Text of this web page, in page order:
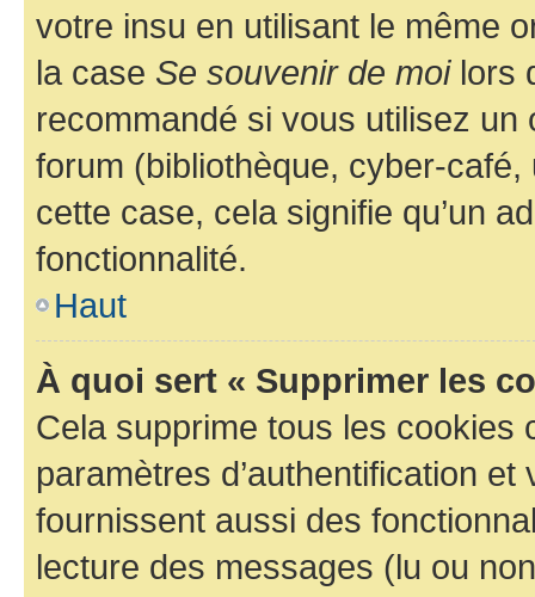
votre insu en utilisant le même
la case Se souvenir de moilors
recommandé si vous utilisez
forum (bibliothèque, cyber-
cette case, cela signifie qu’un
fonctionnalité.
Haut
À quoi sert « Supprimer les
Cela supprime tous les cookies
paramètres d’authentification
fournissent aussi des
lecture des messages (lu ou